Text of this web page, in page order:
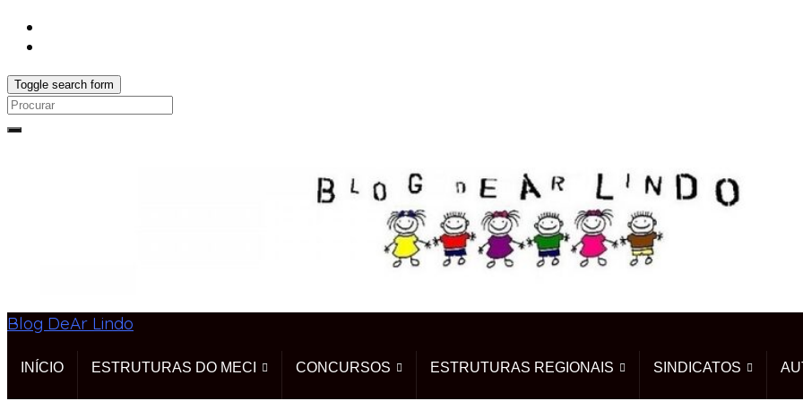
Toggle search form
Search
Blog DeAr Lindo
INÍCIO ESTRUTURAS DO MECI CONCURSOS ESTRUTURAS REGIONAIS SINDICATOS